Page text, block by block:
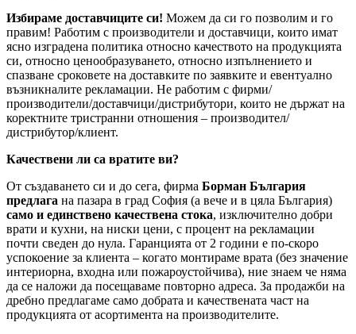
Избираме доставчиците си! Можем да си го позволим и го
правим! Работим с производители и доставчици, които имат
ясно изградена политика относно качеството на продукцията
си, относно ценообразуването, относно изпълнението и
спазване сроковете на доставките по заявките и евентуално
възникналите рекламации. Не работим с фирми/
производители/доставчици/дистрибутори, които не държат на
коректните тристранни отношения – производител/
дистрибутор/клиент.
Качествени ли са вратите ви?
От създаването си и до сега, фирма Борман България
предлага на пазара в град София (а вече и в цяла България)
само и единствено качествена стока, изключително добри
врати и кухни, на ниски цени, с процент на рекламации
почти сведен до нула. Гаранцията от 2 години е по-скоро
успокоение за клиента – когато монтираме врата (без значение
интериорна, входна или пожароустойчива), ние знаем че няма
да се наложи да посещаваме повторно адреса. За продажби на
дребно предлагаме само добрата и качествената част на
продукцията от асортимента на производителите.